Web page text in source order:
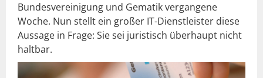
Bundesvereinigung und Gematik vergangene
Woche. Nun stellt ein großer IT-Dienstleister diese
Aussage in Frage: Sie sei juristisch überhaupt nicht
haltbar.